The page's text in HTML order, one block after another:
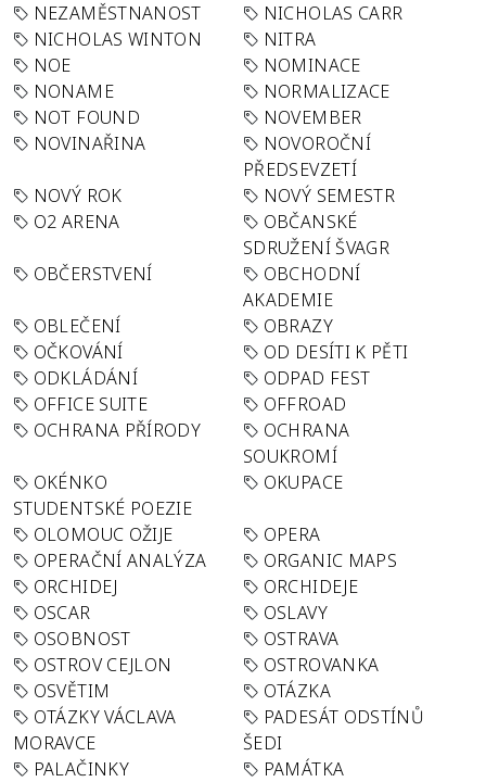
NEZAMĚSTNANOST
NICHOLAS CARR
NICHOLAS WINTON
NITRA
NOE
NOMINACE
NONAME
NORMALIZACE
NOT FOUND
NOVEMBER
NOVINAŘINA
NOVOROČNÍ
PŘEDSEVZETÍ
NOVÝ ROK
NOVÝ SEMESTR
O2 ARENA
OBČANSKÉ
SDRUŽENÍ ŠVAGR
OBČERSTVENÍ
OBCHODNÍ
AKADEMIE
OBLEČENÍ
OBRAZY
OČKOVÁNÍ
OD DESÍTI K PĚTI
ODKLÁDÁNÍ
ODPAD FEST
OFFICE SUITE
OFFROAD
OCHRANA PŘÍRODY
OCHRANA
SOUKROMÍ
OKÉNKO
STUDENTSKÉ POEZIE
OKUPACE
OLOMOUC OŽIJE
OPERA
OPERAČNÍ ANALÝZA
ORGANIC MAPS
ORCHIDEJ
ORCHIDEJE
OSCAR
OSLAVY
OSOBNOST
OSTRAVA
OSTROV CEJLON
OSTROVANKA
OSVĚTIM
OTÁZKA
OTÁZKY VÁCLAVA
MORAVCE
PADESÁT ODSTÍNŮ
ŠEDI
PALAČINKY
PAMÁTKA